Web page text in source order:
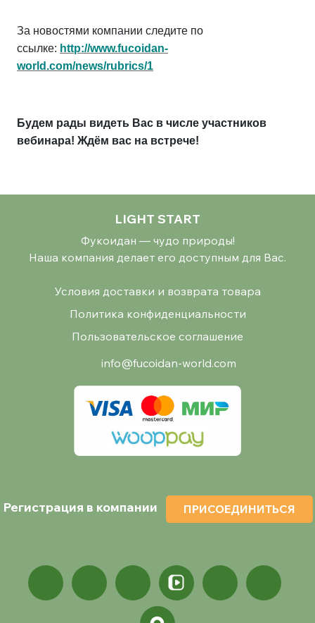
За новостями компании следите по
ссылке: http://www.fucoidan-
world.com/news/rubrics/1
Будем рады видеть Вас в числе участников
вебинара! Ждём вас на встрече!
LIGHT START
Фукоидан — чудо природы!
Наша компания делает его доступным для Вас.
Условия доставки и возврата товара
Политика конфиденциальности
Пользовательское соглашение
info@fucoidan-world.com
Регистрация в компании ПРИСОЕДИНИТЬСЯ